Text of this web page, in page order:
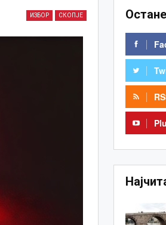
ИЗБОР СКОПЈЕ